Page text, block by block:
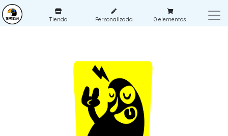
Tienda Personalizada 0 elementos